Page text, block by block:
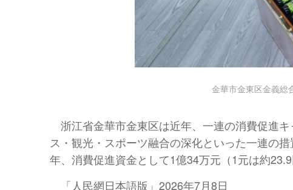
金華市金東区金義総
浙江省金華市金東区は近年、一連の消費促進
ス・観光・スポーツ融合の深化といった一連の
年、消費促進資金として1億34万元（1元は約
「人民網日本語版」2026年7月8日